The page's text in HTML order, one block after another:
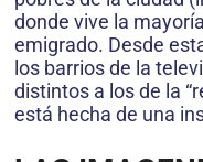
donde vive la
emigrado. Desde
los barrios de la
distintos a los de la
está hecha de una